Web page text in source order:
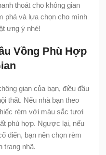
thoát cho không gian
phá và lựa chọn cho mình
ưng ý nhé!
Vồng Phù Hợp
gian của bạn, điều đầu
thất. Nếu nhà bạn theo
rèm với màu sắc tươi
phù hợp. Ngược lại, nếu
điển, bạn nên chọn rèm
trang nhã.